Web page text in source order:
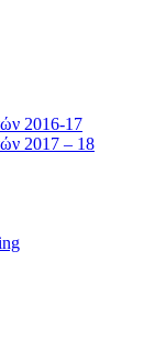
2016-17
2017 – 18